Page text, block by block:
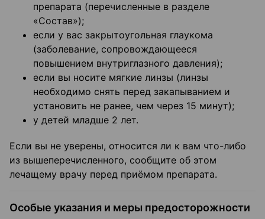
препарата (перечисленные в разделе
«Состав»);
если у вас закрытоугольная глаукома
(заболевание, сопровождающееся
повышением внутриглазного давления);
если вы носите мягкие линзы (линзы
необходимо снять перед закапыванием и
установить не ранее, чем через 15 минут);
у детей младше 2 лет.
Если вы не уверены, относится ли к вам что-либо
из вышеперечисленного, сообщите об этом
лечащему врачу перед приёмом препарата.
Особые указания и меры предосторожности